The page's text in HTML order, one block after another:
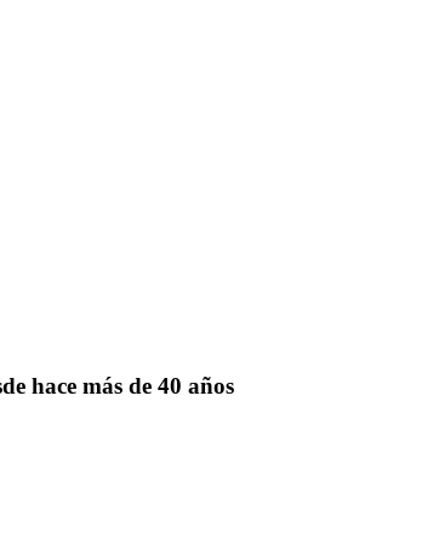
hace más de 40 años